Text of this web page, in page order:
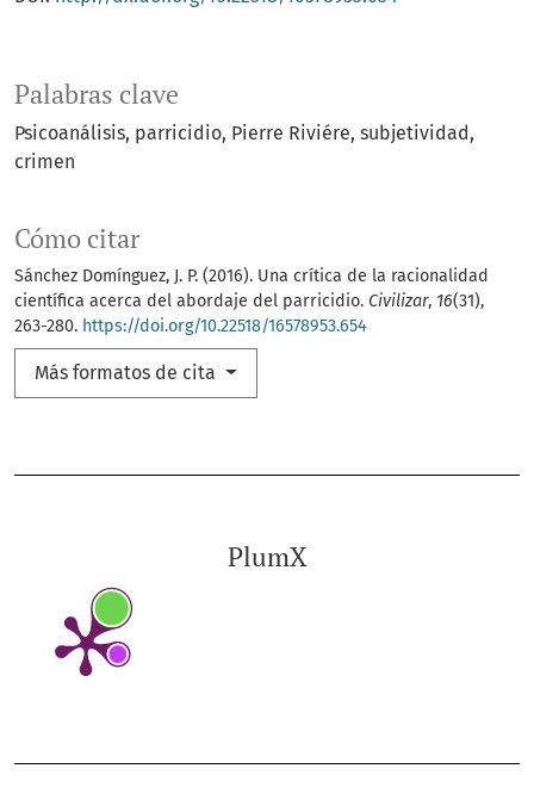
Palabras clave
Psicoanálisis parricidio Pierre Riviére subjetividad
crimen
Cómo citar
Sánchez Domínguez, J. P. (2016). Una crítica de la racionalidad
científica acerca del abordaje del parricidio. Civilizar, 16(31),
263-280. https://doi.org/10.22518/16578953.654
Más formatos de cita
PlumX